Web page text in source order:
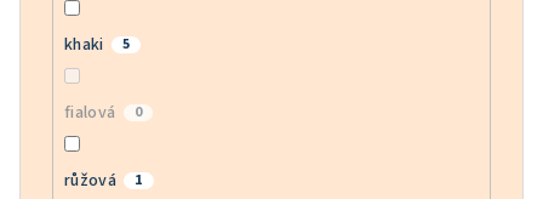
khaki 5
fialová 0
růžová 1